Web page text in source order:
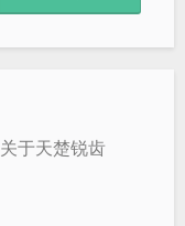
关于天楚锐齿